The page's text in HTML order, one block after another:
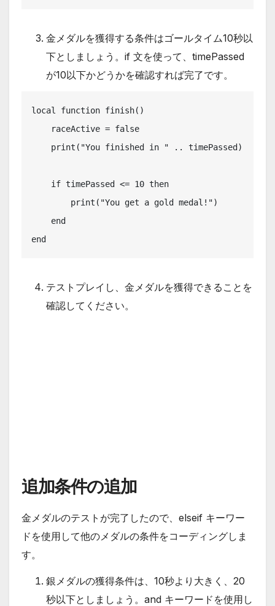
金メダルを獲得する条件はゴールタイム10秒以
下としましょう。if 文を使って、timePassed
が10以下かどうかを確認すれば完了です。
local function finish()
end
テストプレイし、金メダルを獲得できることを
確認してください。
追加条件の追加
金メダルのテストが完了したので、elseif キーワー
ドを使用して他のメダルの条件をコーディングしま
す。
銀メダルの獲得条件は、10秒より大きく、20
秒以下としましょう。and キーワードを使用し